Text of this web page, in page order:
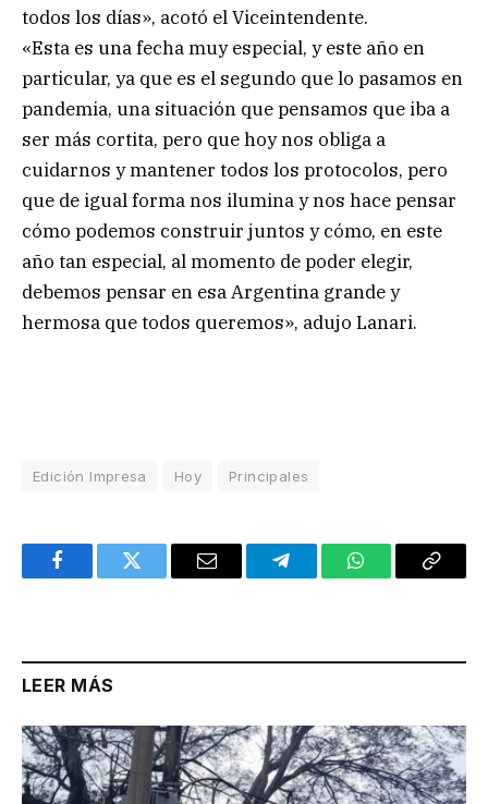
todos los días», acotó el Viceintendente.
«Esta es una fecha muy especial, y este año en
particular, ya que es el segundo que lo pasamos en
pandemia, una situación que pensamos que iba a
ser más cortita, pero que hoy nos obliga a
cuidarnos y mantener todos los protocolos, pero
que de igual forma nos ilumina y nos hace pensar
cómo podemos construir juntos y cómo, en este
año tan especial, al momento de poder elegir,
debemos pensar en esa Argentina grande y
hermosa que todos queremos», adujo Lanari.
Edición Impresa Hoy Principales
FacebookTwitter Email TelegramWhatsAppCopy
LEER MÁS